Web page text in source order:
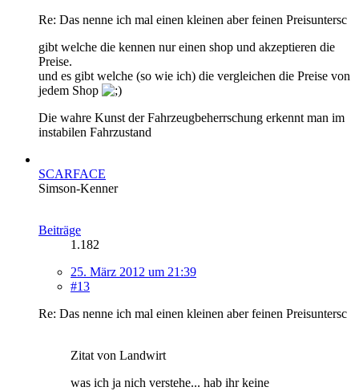
Re: Das nenne ich mal einen kleinen aber feinen Preisuntersc
gibt welche die kennen nur einen shop und akzeptieren die
Preise.
und es gibt welche (so wie ich) die vergleichen die Preise von
jedem Shop
Die wahre Kunst der Fahrzeugbeherrschung erkennt man im
instabilen Fahrzustand
SCARFACE
Simson-Kenner
Beiträge
1.182
25. März 2012 um 21:39
#13
Re: Das nenne ich mal einen kleinen aber feinen Preisuntersc
Zitat von Landwirt
was ich ja nich verstehe... hab ihr keine